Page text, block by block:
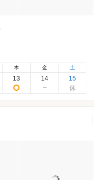
木
13
金
14
土
15